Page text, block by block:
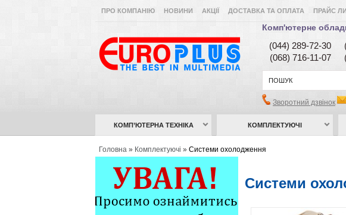
ПРО КОМПАНІЮ НОВИНИ АКЦІЇ ДОСТАВКА ТА ОПЛАТА ПРАЙС
Комп'ютерне
(044) 289-72-30
(068) 716-11-07
Зворотний дзвінок
КОМП’ЮТЕРНА ТЕХНІКА КОМПЛЕКТУЮЧІ
Головна » Комплектуючі » Системи охолодження
Системи